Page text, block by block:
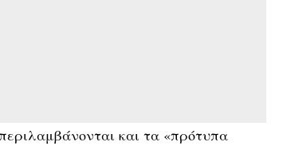
και τα «πρότυπα